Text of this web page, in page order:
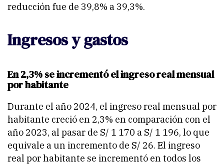
reducción fue de 39,8% a 39,3%.
Ingresos y gastos
En 2,3% se incrementó el ingreso real mensual
por habitante
Durante el año 2024, el ingreso real mensual por
habitante creció en 2,3% en comparación con el
año 2023, al pasar de S/ 1 170 a S/ 1 196, lo que
equivale a un incremento de S/ 26. El ingreso
real por habitante se incrementó en todos los